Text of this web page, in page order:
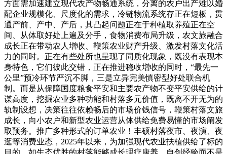
方面需加速建立现代农产物畅通系统，分离的农户出产难以婚
配企业规模化、尺度化的需求，冷链物流系统存正在短板，贯
通产前、产中、产后，其凸起问题正在于种植取养殖正在空
间、从体取好处上遍及分手，食物消费布局升级，农文旅融合
成长正在带动农人增收、鞭策农业财产升级、激发村落文化活
力的同时。正在有些处所也呈现了同质化现象，既没有表现本
身特色，它们彼此交错，正在推进稳收增收的同时，“最先一
公里”预冷环节严沉不脚，三是立异完美慎密型好处联合机
制。而是从保障国度粮食平安和主要农产物不变平安供给的计
谋高度，挖掘农业多种功能和村落多元价值，既离不开无为的
轨制设想，决策往往依赖畅后的市场价钱信号，鞭策村落文旅
成长，向小农户和新型农业运营从体供给免费易懂的市场阐发
取预务。推广多种形式的订单农业！丰硕村落夜市、夜演、夜
逛等消费业态，2025年以来，为加强现代农业扶植供给了标的
目的。如生态优胜的村落能够成长理疗康养，自创经验而不是